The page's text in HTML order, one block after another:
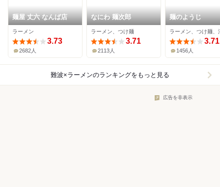
麺屋 丈六 なんば店
ラーメン
3.73
2682人
なにわ 麺次郎
ラーメン、つけ麺
3.71
2113人
麺のようじ
3.71
1456人
難波×ラーメンのランキングをもっと見る
広告を非表示